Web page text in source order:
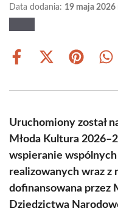
Data dodania: 19 maja 2026
Share
Share
(Twitter)
Share
Uruchomiony został
Młoda Kultura
wspieranie
realizowanych wraz z
dofinansowana
Dziedzictwa